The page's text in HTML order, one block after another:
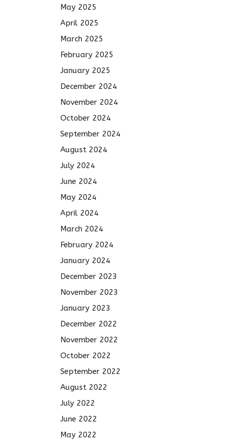
May 2025
April 2025
March 2025
February 2025
January 2025
December 2024
November 2024
October 2024
September 2024
August 2024
July 2024
June 2024
May 2024
April 2024
March 2024
February 2024
January 2024
December 2023
November 2023
January 2023
December 2022
November 2022
October 2022
September 2022
August 2022
July 2022
June 2022
May 2022